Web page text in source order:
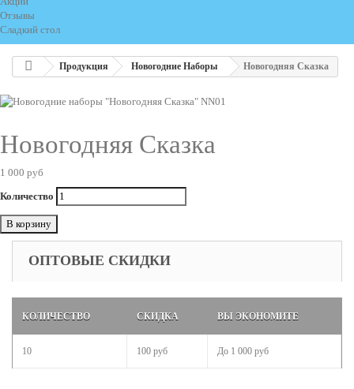
Отзывы
Сладкий стол
Продукция Новогодние Наборы Новогодняя Сказка
Новогодняя Сказка
1 000 руб
Количество
В корзину
ОПТОВЫЕ СКИДКИ
КОЛИЧЕСТВО СКИДКА ВЫ ЭКОНОМИТЕ
10 100 руб До 1 000 руб